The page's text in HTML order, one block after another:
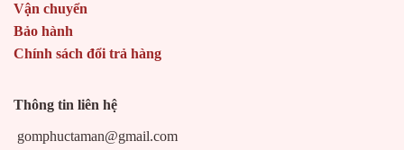
Vận chuyển
Bảo hành
Chính sách đổi trả hàng
Thông tin liên hệ
gomphuctaman@gmail.com